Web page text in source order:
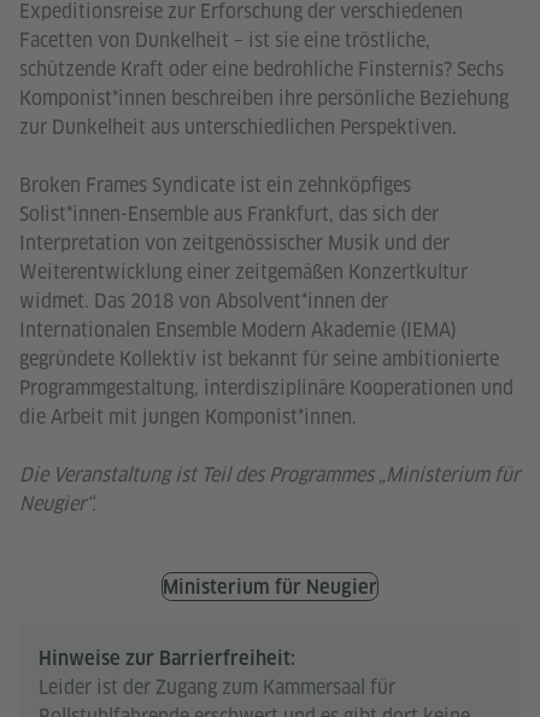
Expeditionsreise zur Erforschung der verschiedenen
Facetten von Dunkelheit – ist sie eine tröstliche,
schützende Kraft oder eine bedrohliche Finsternis? Sechs
Komponist*innen beschreiben ihre persönliche Beziehung
zur Dunkelheit aus unterschiedlichen Perspektiven.
Broken Frames Syndicate ist ein zehnköpfiges
Solist*innen-Ensemble aus Frankfurt, das sich der
Interpretation von zeitgenössischer Musik und der
Weiterentwicklung einer zeitgemäßen Konzertkultur
widmet. Das 2018 von Absolvent*innen der
Internationalen Ensemble Modern Akademie (IEMA)
gegründete Kollektiv ist bekannt für seine ambitionierte
Programmgestaltung, interdisziplinäre Kooperationen und
die Arbeit mit jungen Komponist*innen.
Die Veranstaltung ist Teil des Programmes „Ministerium für
Neugier“.
Ministerium für Neugier
Hinweise zur Barrierfreiheit:
Leider ist der Zugang zum Kammersaal für